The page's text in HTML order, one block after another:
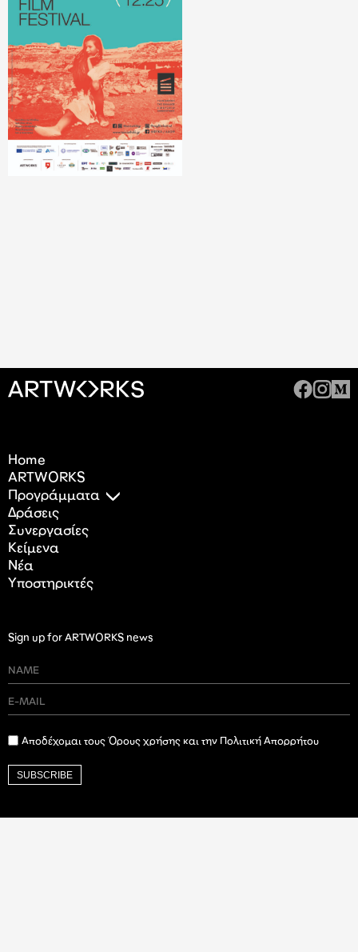
Home
ARTWORKS
Προγράμματα
Δράσεις
Συνεργασίες
Κείμενα
Nέα
Υποστηρικτές
Sign up for ARTWORKS news
Αποδέχομαι τους Όρους χρήσης και την Πολιτική Απορρήτου
SUBSCRIBE